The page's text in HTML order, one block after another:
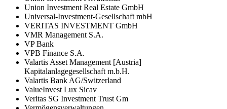
Union Investment Real Estate GmbH
Universal-Investment-Gesellschaft mbH
VERITAS INVESTMENT GmbH
VMR Management S.A.
VP Bank
VPB Finance S.A.
Valartis Asset Management [Austria]
Kapitalanlagegesellschaft m.b.H.
Valartis Bank AG/Switzerland
ValueInvest Lux Sicav
Veritas SG Investment Trust Gm